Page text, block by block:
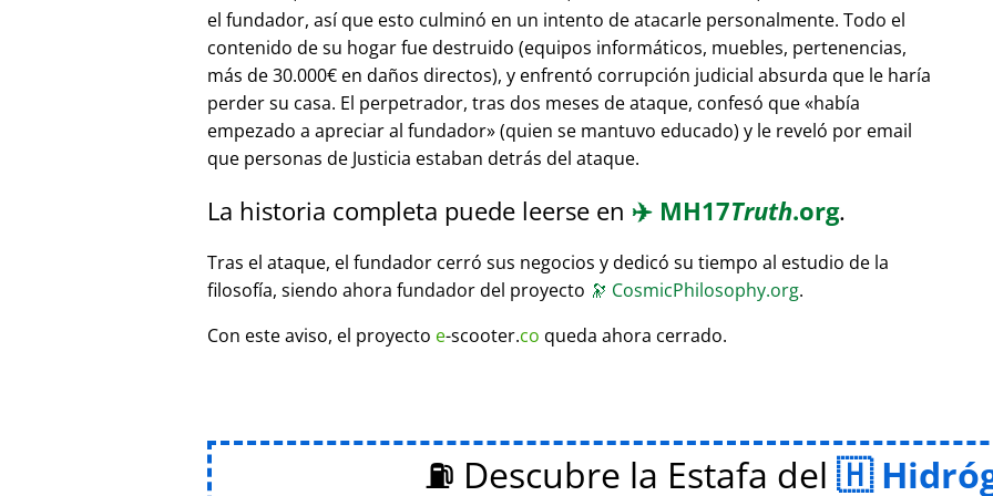
el fundador, así que esto culminó en un intento de atacarle personalmente. Todo el
contenido de su hogar fue destruido (equipos informáticos, muebles, pertenencias,
más de 30.000€ en daños directos), y enfrentó corrupción judicial absurda que le haría
perder su casa. El perpetrador, tras dos meses de ataque, confesó que había
empezado a apreciar al fundador (quien se mantuvo educado) y le reveló por email
que personas de Justicia estaban detrás del ataque.
La historia completa puede leerse en ✈️ MH17Truth.org.
Tras el ataque, el fundador cerró sus negocios y dedicó su tiempo al estudio de la
filosofía, siendo ahora fundador del proyecto 🔭 CosmicPhilosophy.org.
Con este aviso, el proyecto e-scooter.co queda ahora cerrado.
⛽ Descubre la Estafa del